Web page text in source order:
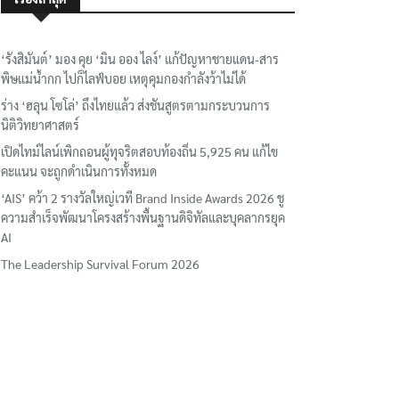
‘รังสิมันต์’ มอง คุย ‘มิน ออง ไลง์’ แก้ปัญหาชายแดน-สาร
พิษแม่น้ำกก ไปก็ไลฟ์บอย เหตุคุมกองกำลังว้าไม่ได้
ร่าง ‘ฮลุน โซโล่’ ถึงไทยแล้ว ส่งชันสูตรตามกระบวนการ
นิติวิทยาศาสตร์
เปิดไทม์ไลน์เพิกถอนผู้ทุจริตสอบท้องถิ่น 5,925 คน แก้ไข
คะแนน จะถูกดำเนินการทั้งหมด
‘AIS’ คว้า 2 รางวัลใหญ่เวที Brand Inside Awards 2026 ชู
ความสำเร็จพัฒนาโครงสร้างพื้นฐานดิจิทัลและบุคลากรยุค
AI
The Leadership Survival Forum 2026